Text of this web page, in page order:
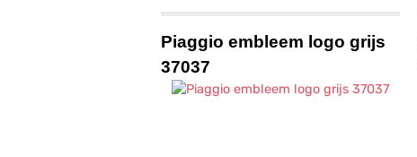
Piaggio embleem logo grijs
37037